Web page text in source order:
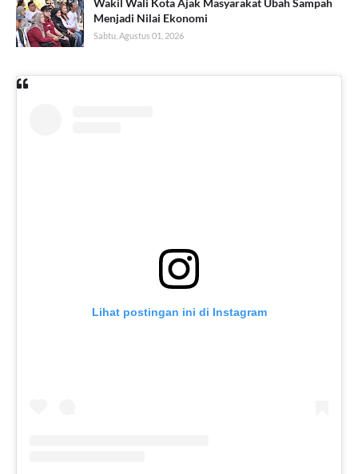
Menjadi Nilai Ekonomi
Sabtu, Agustus 01, 2026
Lihat postingan ini di Instagram